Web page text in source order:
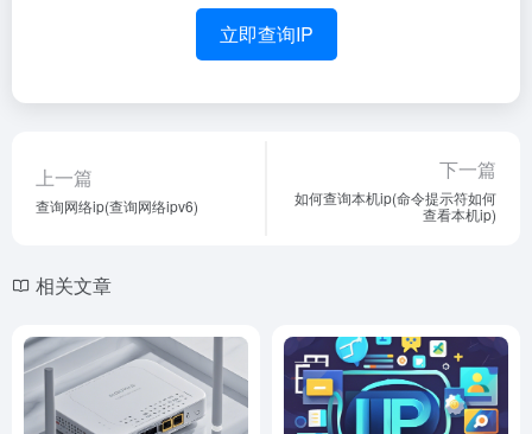
立即查询IP
上一篇
查询网络ip(查询网络ipv6)
下一篇
如何查询本机ip(命令提示符如何
查看本机ip)
相关文章